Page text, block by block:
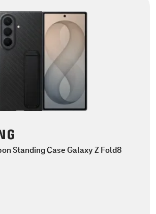
Standing Case Galaxy Z Fold8